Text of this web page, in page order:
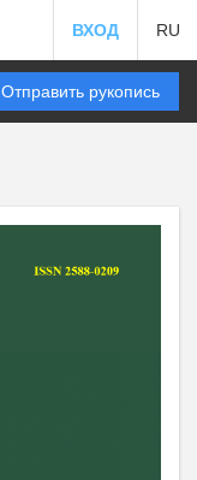
ВХОД RU
Отправить рукопись